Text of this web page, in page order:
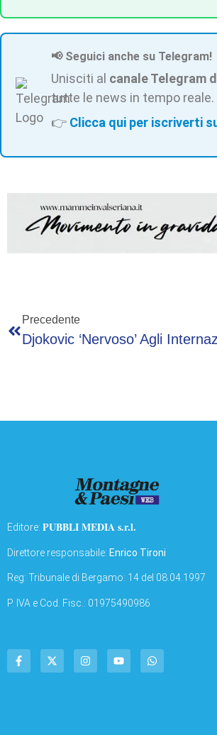
📢 Seguici anche su Telegram!
Unisciti al canale Telegram
tutte le news in tempo reale.
👉 Clicca qui per iscriverti
Precedente
Editore: PUBBLI MEDIA s.r.l.
Direttore responsabile: Enrico Tironi
Reg: Tribunale di Bergamo: 14 del 08.04.1997
P. IVA e Cod. Fisc.: 01975490986